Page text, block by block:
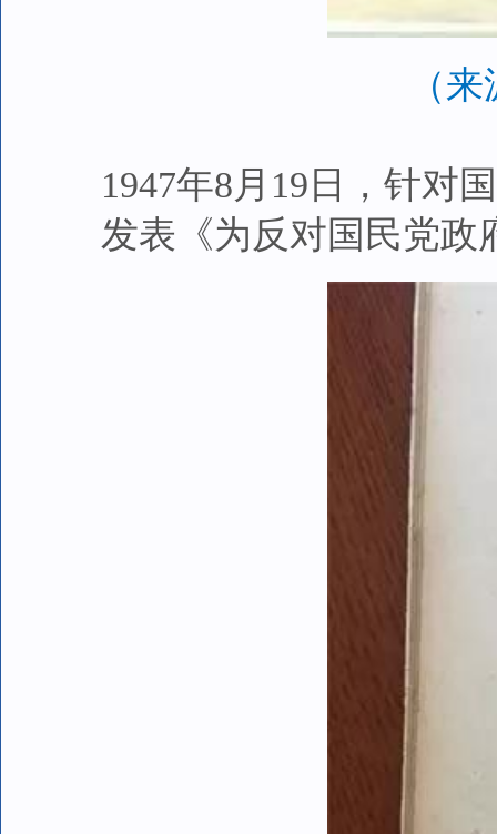
（
1947年8月19日，针对
发表《为反对国民党政